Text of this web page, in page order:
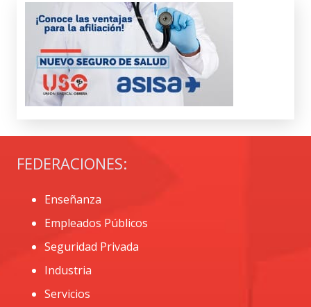
FEDERACIONES:
Enseñanza
Empleados Públicos
Seguridad Privada
Industria
Servicios